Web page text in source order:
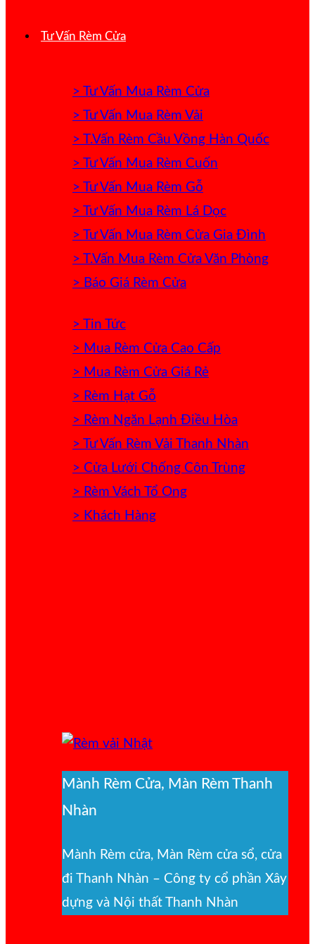
Tư Vấn Rèm Cửa
> Tư Vấn Mua Rèm Cửa
> Tư Vấn Mua Rèm Vải
> T.Vấn Rèm Cầu Vồng Hàn Quốc
> Tư Vấn Mua Rèm Cuốn
> Tư Vấn Mua Rèm Gỗ
> Tư Vấn Mua Rèm Lá Dọc
> Tư Vấn Mua Rèm Cửa Gia Đình
> T.Vấn Mua Rèm Cửa Văn Phòng
> Báo Giá Rèm Cửa
> Tin Tức
> Mua Rèm Cửa Cao Cấp
> Mua Rèm Cửa Giá Rẻ
> Rèm Hạt Gỗ
> Rèm Ngăn Lạnh Điều Hòa
> Tư Vấn Rèm Vải Thanh Nhàn
> Cửa Lưới Chống Côn Trùng
> Rèm Vách Tổ Ong
> Khách Hàng
Mành Rèm Cửa, Màn Rèm Thanh
Nhàn
Mành Rèm cửa, Màn Rèm cửa sổ, cửa
đi Thanh Nhàn – Công ty cổ phần Xây
dựng và Nội thất Thanh Nhàn